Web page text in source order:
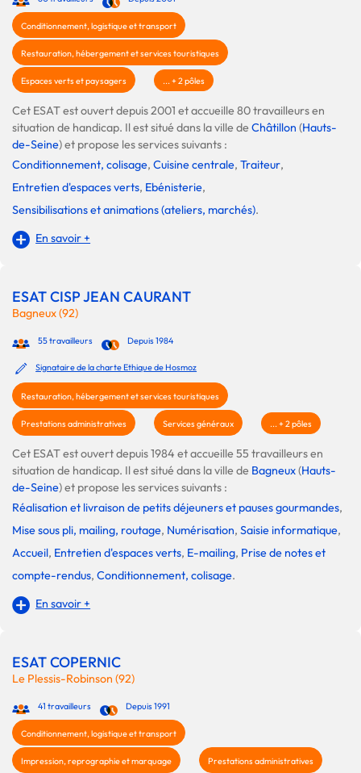
Conditionnement, logistique et transport
Restauration, hébergement et services touristiques
Espaces verts et paysagers ... + 2 pôles
Cet ESAT est ouvert depuis 2001 et accueille 80 travailleurs en
situation de handicap. Il est situé dans la ville deChâtillon (Hauts-
de-Seine) et propose les services suivants :
Conditionnement, colisage, Cuisine centrale, Traiteur,
Entretien d'espaces verts, Ebénisterie,
Sensibilisations et animations (ateliers, marchés).
En savoir +
ESAT CISP JEAN CAURANT
Bagneux (92)
55 travailleurs Depuis 1984
Signataire de la charte Ethique de Hosmoz
Restauration, hébergement et services touristiques
Prestations administratives Services généraux ... + 2 pôles
Cet ESAT est ouvert depuis 1984 et accueille 55 travailleurs en
situation de handicap. Il est situé dans la ville de Bagneux(Hauts-
de-Seine) et propose les services suivants :
Réalisation et livraison de petits déjeuners et pauses gourmandes,
Mise sous pli, mailing, routage, Numérisation, Saisie informatique,
Accueil, Entretien d'espaces verts, E-mailing, Prise de notes et
compte-rendus, Conditionnement, colisage.
En savoir +
ESAT COPERNIC
Le Plessis-Robinson (92)
41 travailleurs Depuis 1991
Conditionnement, logistique et transport
Impression, reprographie et marquage Prestations administratives